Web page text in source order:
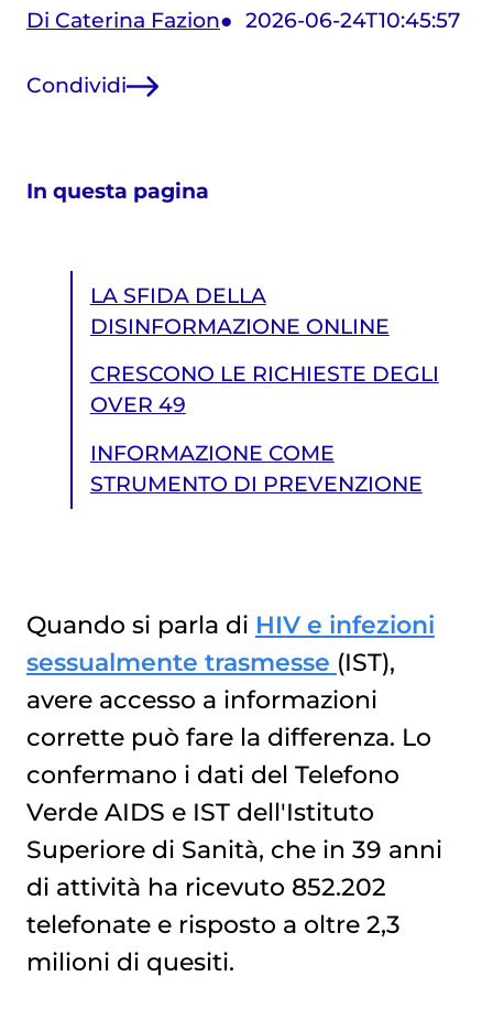
Di Caterina Fazion 2026-06-24T10:45:57
Condividi
In questa pagina
LA SFIDA DELLA
DISINFORMAZIONE ONLINE
CRESCONO LE RICHIESTE DEGLI
OVER 49
INFORMAZIONE COME
STRUMENTO DI PREVENZIONE
INFORMAZIONE COME STRUMENTO DI PREVENZIONE
Quando si parla di HIV e infezioni
sessualmente trasmesse (IST),
avere accesso a informazioni
corrette può fare la differenza. Lo
confermano i dati del Telefono
Verde AIDS e IST dell'Istituto
Superiore di Sanità, che in 39 anni
di attività ha ricevuto 852.202
telefonate e risposto a oltre 2,3
milioni di quesiti.